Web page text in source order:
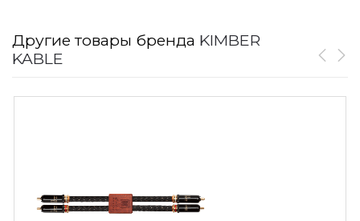
Другие товары бренда KIMBER
KABLE